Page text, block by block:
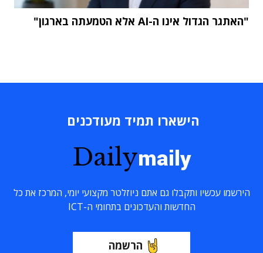
"האתגר הגדול אינו ה-AI אלא הטמעתה בארגון"
הישארו תמיד מעודכנים
Dailymaily
הירשמו עכשיו ותקבלו גם אתם ניוזלטר מקצועי יומי, המרכז את כל
החדשות והעדכונים בתחומי ה-ICT
הרשמה